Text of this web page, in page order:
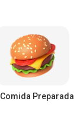
Comida Preparada